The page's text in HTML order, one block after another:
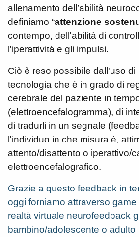
allenamento dell’abilità
definiamo “attenzione
contempo, dell'abilità di
l'iperattività e gli impulsi.
Ciò è reso possibile dall'uso di
tecnologia che è in grado di
cerebrale del paziente in
(elettroencefalogramma), di
di tradurli in un segnale
l'individuo in che misura è,
attento/disattento o iperattivo/
elettroencefalografico.
Grazie a questo feedback in
oggi forniamo attraverso
realtà virtuale neurofeedback
bambino/adolescente o adulto